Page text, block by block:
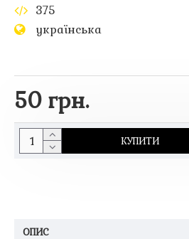
50 грн.
375
українська
КУПИТИ
ОПИС